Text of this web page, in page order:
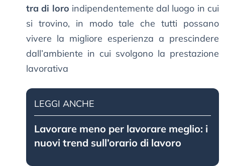
tra di loro indipendentemente dal luogo in cui
si trovino, in modo tale che tutti possano
vivere la migliore esperienza a prescindere
dall’ambiente in cui svolgono la prestazione
lavorativa
LEGGI ANCHE
Lavorare meno per lavorare meglio: i
nuovi trend sull’orario di lavoro